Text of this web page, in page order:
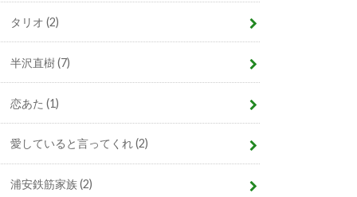
タリオ(2)
半沢直樹(7)
恋あた(1)
愛していると言ってくれ(2)
浦安鉄筋家族(2)